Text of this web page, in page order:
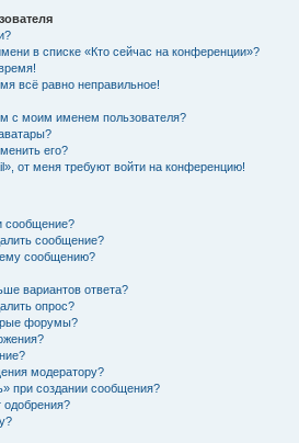
в списке «Кто сейчас на конференции»?
всё равно неправильное!
с моим именем пользователя?
его?
от меня требуют войти на конференцию!
сообщение?
сообщение?
сообщению?
вариантов ответа?
опрос?
форумы?
модератору?
при создании сообщения?